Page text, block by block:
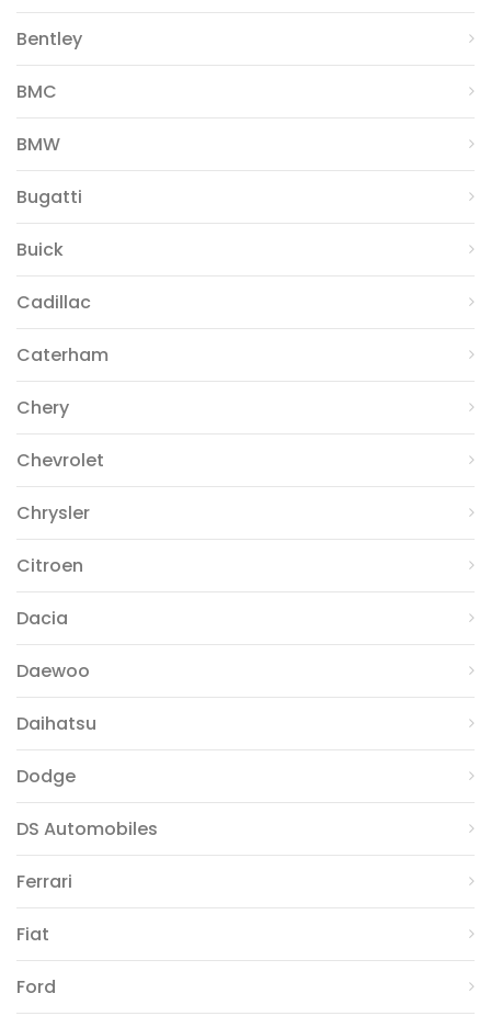
Bentley
BMC
BMW
Bugatti
Buick
Cadillac
Caterham
Chery
Chevrolet
Chrysler
Citroen
Dacia
Daewoo
Daihatsu
Dodge
DS Automobiles
Ferrari
Fiat
Ford